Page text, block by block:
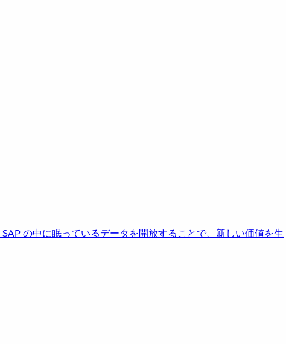
SAP の中に眠っているデータを開放することで、新しい価値を生